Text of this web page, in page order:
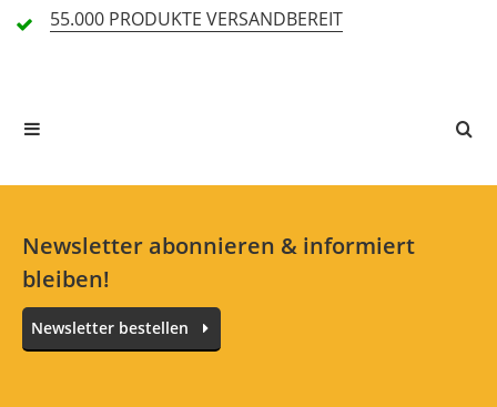
In deiner Sprache gibt es noch keine Textbewertungen.
55.000 PRODUKTE VERSANDBEREIT
Newsletter abonnieren & informiert
bleiben!
Newsletter bestellen